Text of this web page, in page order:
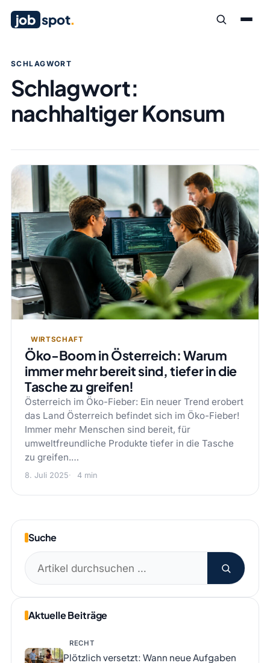
job spot.
SCHLAGWORT
Schlagwort:
nachhaltiger Konsum
WIRTSCHAFT
Öko-Boom in Österreich: Warum
immer mehr bereit sind, tiefer in die
Tasche zu greifen!
Österreich im Öko-Fieber: Ein neuer Trend erobert
das Land Österreich befindet sich im Öko-Fieber!
Immer mehr Menschen sind bereit, für
umweltfreundliche Produkte tiefer in die Tasche
zu greifen.…
8. Juli 2025 4 min
Suche
Suchen
nach:
Aktuelle Beiträge
RECHT
Plötzlich versetzt: Wann neue Aufgaben